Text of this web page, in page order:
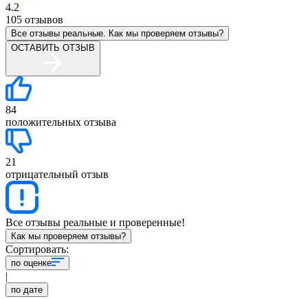
4.2
105 отзывов
Все отзывы реальные. Как мы проверяем отзывы?
ОСТАВИТЬ ОТЗЫВ
84
положительных отзыва
21
отрицательный отзыв
Все отзывы реальные и проверенные!
Как мы проверяем отзывы?
Сортировать:
по оценке
|
по дате